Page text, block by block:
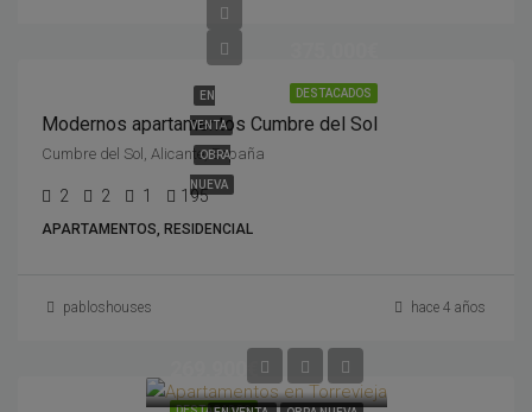
DESTACADOS
EN
VENTA
OBRA
NUEVA
Modernos apartamentos Cumbre del Sol
Cumbre del Sol, Alicante, España
2 2 1 195
APARTAMENTOS, RESIDENCIAL
pabloshouses hace 4 años